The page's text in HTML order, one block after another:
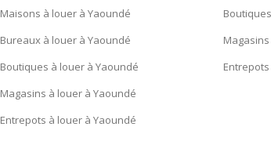
Maisons à louer à Yaoundé
Bureaux à louer à Yaoundé
Boutiques à louer à Yaoundé
Magasins à louer à Yaoundé
Entrepots à louer à Yaoundé